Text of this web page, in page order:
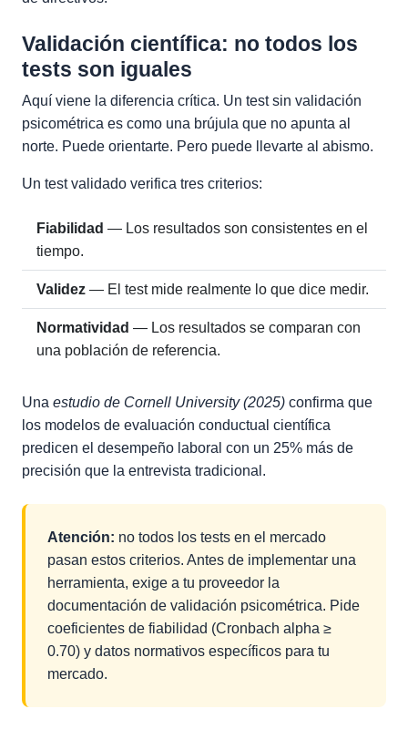
Validación científica: no todos los
tests son iguales
Aquí viene la diferencia crítica. Un test sin validación
psicométrica es como una brújula que no apunta al
norte. Puede orientarte. Pero puede llevarte al abismo.
Un test validado verifica tres criterios:
Fiabilidad — Los resultados son consistentes en el
tiempo.
Validez — El test mide realmente lo que dice medir.
Normatividad — Los resultados se comparan con
una población de referencia.
Una estudio de Cornell University (2025) confirma que
los modelos de evaluación conductual científica
predicen el desempeño laboral con un 25% más de
precisión que la entrevista tradicional.
Atención: no todos los tests en el mercado
pasan estos criterios. Antes de implementar una
herramienta, exige a tu proveedor la
documentación de validación psicométrica. Pide
coeficientes de fiabilidad (Cronbach alpha ≥
0.70) y datos normativos específicos para tu
mercado.